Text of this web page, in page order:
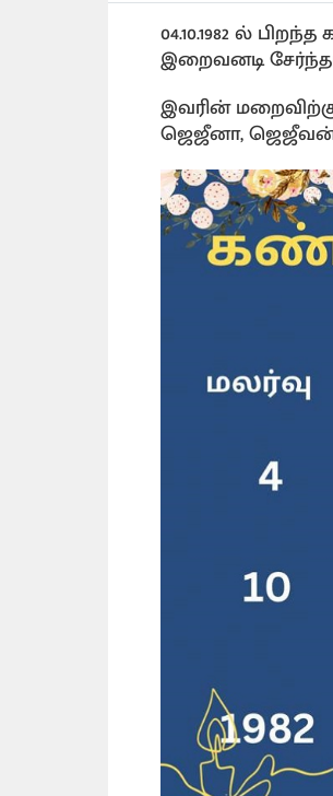
04.10.1982 ல்
இறைவனடி
இவரின்
ஜெஜீனா, ஜெஜீவன்